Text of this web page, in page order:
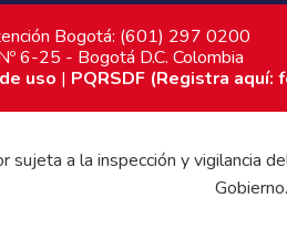
Bogotá: (601) 297 0200
6-25 - Bogotá D.C. Colombia
uso | PQRSDF (Registra
sujeta a la inspección y